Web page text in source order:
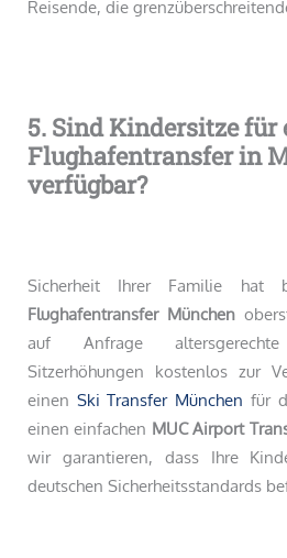
Reisende, die
5. Sind Kindersitze
Flughafentransfer in
verfügbar?
Sicherheit Ihrer Familie hat
Flughafentransfer München
auf Anfrage
Sitzerhöhungen kostenlos zur
einen Ski Transfer München für
einen einfachen MUC Airport
wir garantieren, dass Ihre
deutschen Sicherheitsstandards